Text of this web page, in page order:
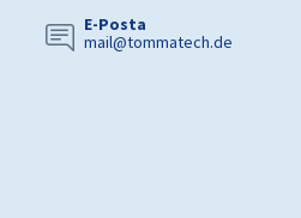
E-Posta
mail@tommatech.de